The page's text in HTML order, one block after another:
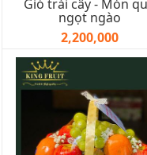
Giỏ trái cây - Món
ngọt ngào
2,200,000